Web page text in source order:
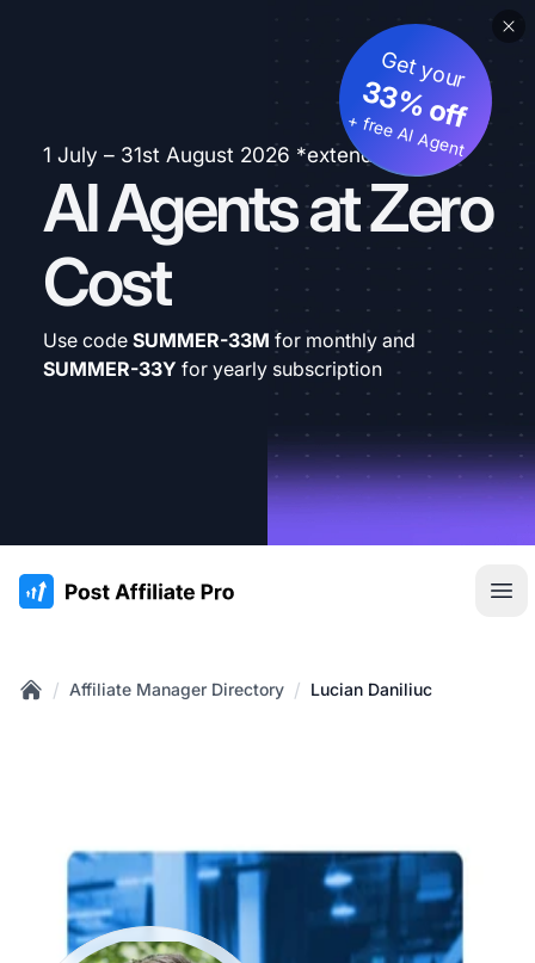
1 July – 31st August 2026 *extended
AI Agents at Zero
Cost
Get your
33% off
+ free AI Agent
Use code SUMMER-33M for monthly and
SUMMER-33Y for yearly subscription
:site.title
/ Affiliate Manager Directory / Lucian Daniliuc